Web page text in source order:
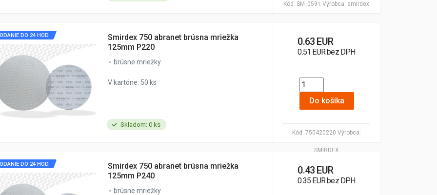
Kód: SM_0591 Výrobca: smirdex
Skladom: 0 ks
Kód: 750420220 Výrobca:
SMIRDEX
DO 24 HOD.
Smirdex 750 abranet brúsna mriežka
125mm P220
brúsne mriežky
V kartóne: 50 ks
0.63 EUR
0.51 EUR bez DPH
Do košíka
DO 24 HOD.
Smirdex 750 abranet brúsna mriežka
125mm P240
brúsne mriežky
0.43 EUR
0.35 EUR bez DPH